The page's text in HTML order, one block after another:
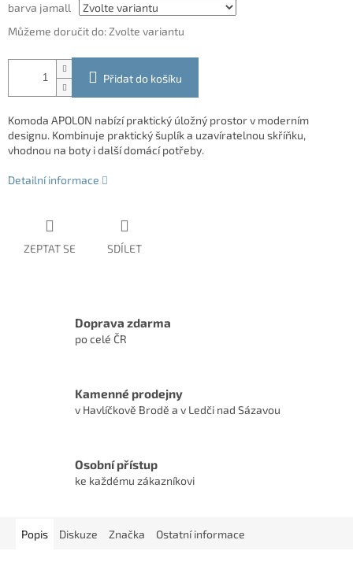
barva jamall
Můžeme doručit do: Zvolte variantu
Přidat do košíku
Komoda APOLON nabízí praktický úložný prostor v moderním
designu. Kombinuje praktický šuplík a uzavíratelnou skříňku,
vhodnou na boty i další domácí potřeby.
Detailní informace
ZEPTAT SE SDÍLET
Doprava zdarma
po celé ČR
Kamenné prodejny
v Havlíčkově Brodě a v Ledči nad Sázavou
Osobní přístup
ke každému zákazníkovi
Popis Diskuze Značka Ostatní informace